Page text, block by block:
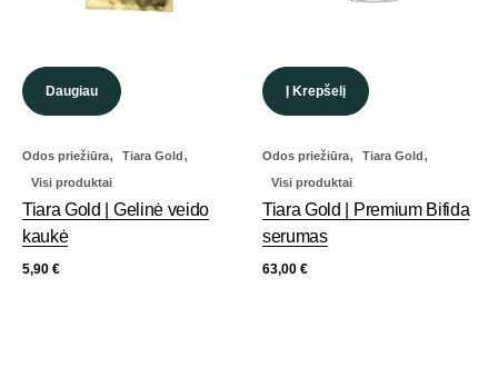
Daugiau
Odos priežiūra, Tiara Gold,
Visi produktai
Tiara Gold | Gelinė veido
kaukė
5,90 €
Į Krepšelį
Odos priežiūra, Tiara Gold,
Visi produktai
Tiara Gold | Premium Bifida
serumas
63,00 €